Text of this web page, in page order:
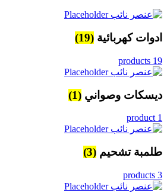
ادوات كهربائية (19)
19 products
ديسكات وصواني (1)
1 product
طلمبة تشحيم (3)
3 products